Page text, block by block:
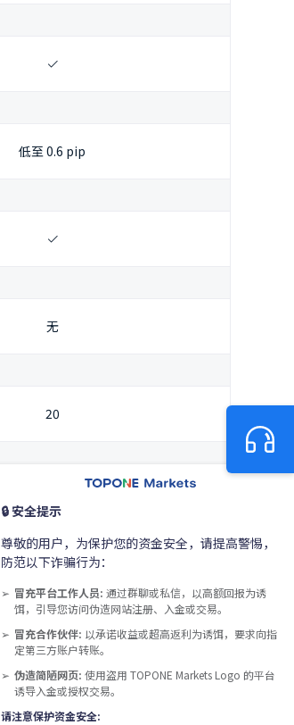
🔒 安全提示
尊敬的用户，为保护您的资金安全，请提高警惕，
防范以下诈骗行为：
冒充平台工作人员: 通过群聊或私信，以高额回报为诱
饵，引导您访问伪造网站注册、入金或交易。
冒充合作伙伴: 以承诺收益或超高返利为诱饵，要求向指
定第三方账户转账。
伪造简陋网页: 使用盗用 TOPONE Markets Logo 的平台
诱导入金或授权交易。
请注意保护资金安全:
低至 0.6 pip
无
20
50%
(交易日内)
100%
周六休市前半小时执行)